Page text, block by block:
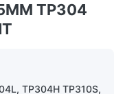
TP304
TP304H TP310S,